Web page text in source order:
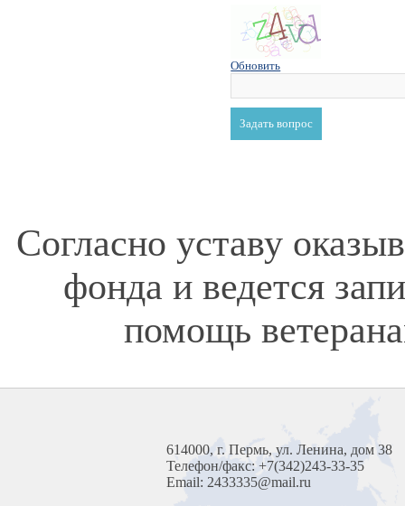
Обновить
Согласно уставу
фонда и ведется
помощь
614000, г. Пермь, ул. Ленина, дом 38
Телефон/факс: +7(342)243-33-35
Email: 2433335@mail.ru